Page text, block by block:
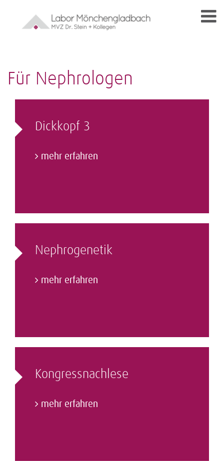
Für Nephrologen
Dickkopf 3
mehr erfahren
Nephrogenetik
mehr erfahren
Kongressnachlese
mehr erfahren